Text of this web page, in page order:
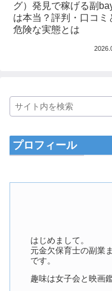
グ）発見で稼げる副
は本当？評判・口コミ
危険な実態とは
プロフィール
はじめまして。
元金欠保育士の副業
です。
趣味は女子会と映画